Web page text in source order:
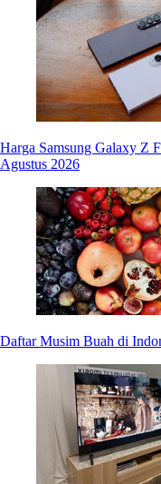
Harga Samsung Galaxy Z
Agustus 2026
Daftar Musim Buah di